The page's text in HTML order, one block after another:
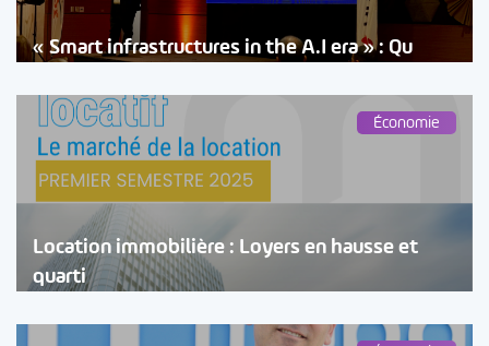
« Smart infrastructures in the A.I era » : Qu
Économie
Location immobilière : Loyers en hausse et
quarti